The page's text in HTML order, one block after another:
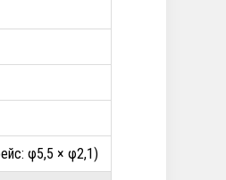
φ5,5 × φ2,1)